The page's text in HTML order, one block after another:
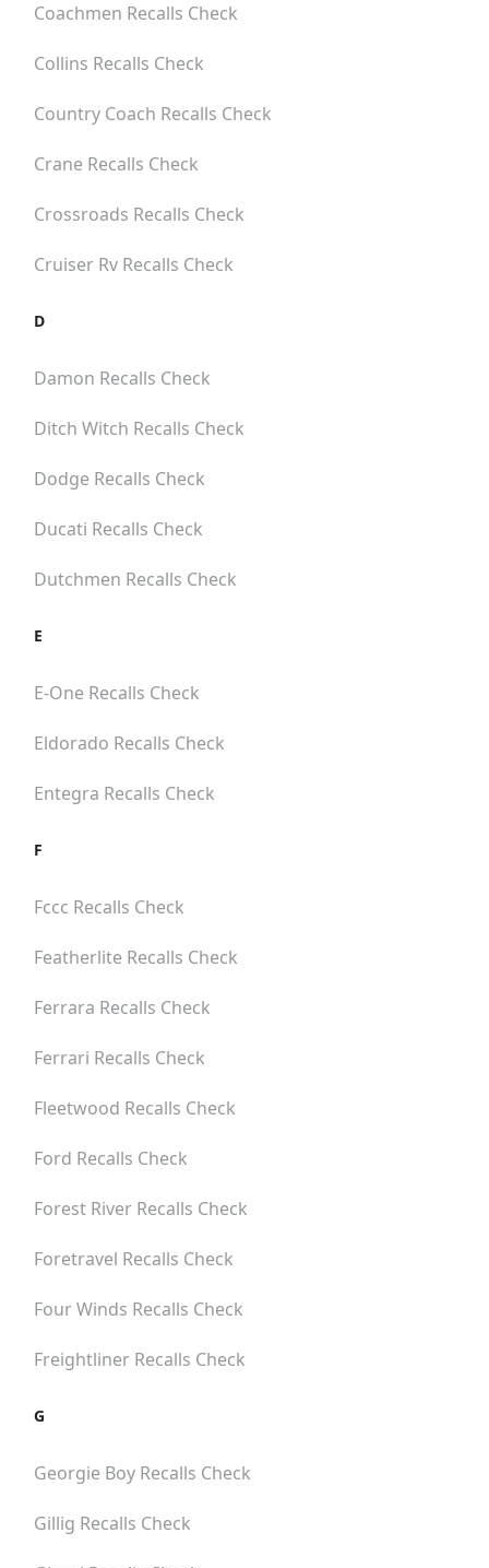
Coachmen Recalls Check
Collins Recalls Check
Country Coach Recalls Check
Crane Recalls Check
Crossroads Recalls Check
Cruiser Rv Recalls Check
D
Damon Recalls Check
Ditch Witch Recalls Check
Dodge Recalls Check
Ducati Recalls Check
Dutchmen Recalls Check
E
E-One Recalls Check
Eldorado Recalls Check
Entegra Recalls Check
F
Fccc Recalls Check
Featherlite Recalls Check
Ferrara Recalls Check
Ferrari Recalls Check
Fleetwood Recalls Check
Ford Recalls Check
Forest River Recalls Check
Foretravel Recalls Check
Four Winds Recalls Check
Freightliner Recalls Check
G
Georgie Boy Recalls Check
Gillig Recalls Check